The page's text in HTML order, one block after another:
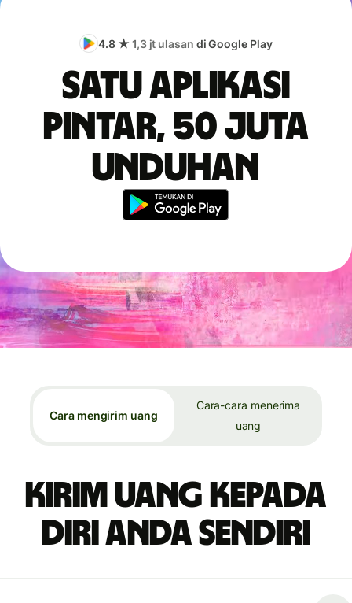
4.8 ★ 1,3 jt ulasan di Google Play
Satu aplikasi
pintar, 50 juta
unduhan
Cara mengirim uang
Cara-cara menerima
uang
Kirim uang kepada
diri Anda sendiri